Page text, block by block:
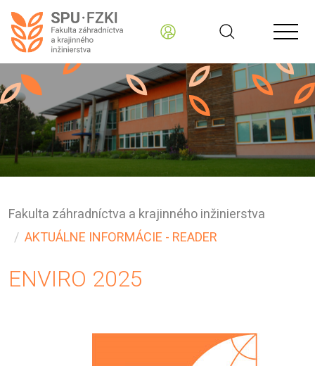
Fakulta záhradníctva a krajinného inžinierstva
AKTUÁLNE INFORMÁCIE - READER
ENVIRO 2025